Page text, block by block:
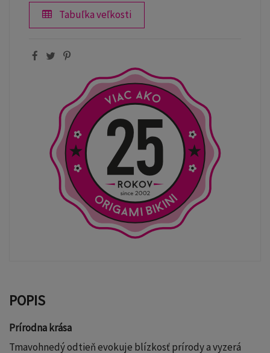
Tabuľka veľkosti
POPIS
Prírodna krása
Tmavohnedý odtieň evokuje blízkosť prírody a vyzerá